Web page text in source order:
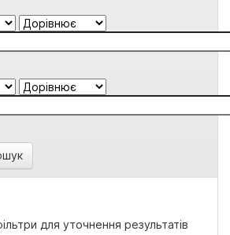
для уточнення результатів